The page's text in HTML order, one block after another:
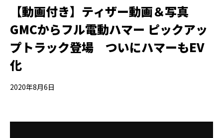
【動画付き】ティザー動画＆写真
GMCからフル電動ハマー ピックアッ
プトラック登場 ついにハマーもEV
化
2020年8月6日